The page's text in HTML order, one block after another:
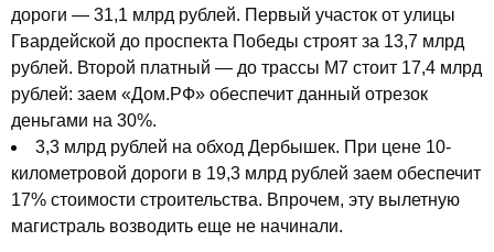
дороги — 31,1 млрд рублей. Первый участок от улицы
Гвардейской до проспекта Победы строят за 13,7 млрд
рублей. Второй платный — до трассы М7 стоит 17,4 млрд
рублей: заем «Дом.РФ» обеспечит данный отрезок
деньгами на 30%.
3,3 млрд рублей на обход Дербышек. При цене 10-
километровой дороги в 19,3 млрд рублей заем обеспечит
17% стоимости строительства. Впрочем, эту вылетную
магистраль возводить еще не начинали.